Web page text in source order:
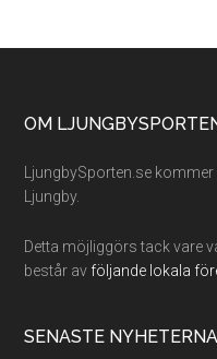
Footer
OM
LjungbySporten.se
Ljungby.
Detta möjliggörs tack vare
består av följande lokala
SENASTE NYHETERNA